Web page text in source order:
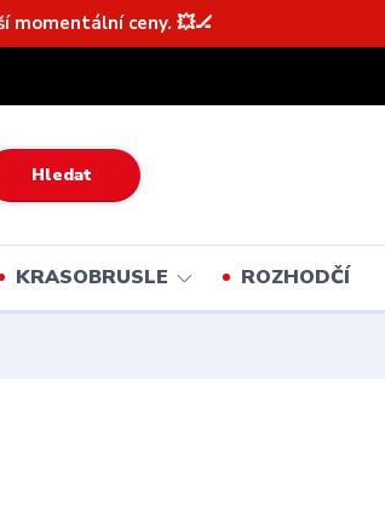
momentální ceny. 💥🏒
Hledat
KRASOBRUSLE ROZHODČÍ